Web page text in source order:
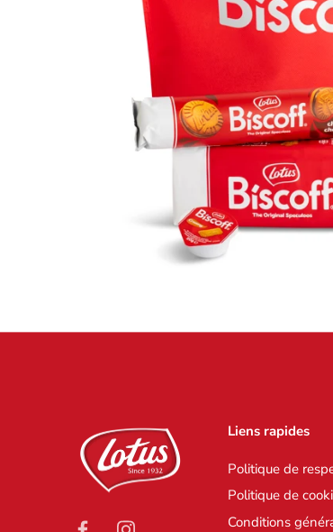
Liens rapides
Politique de
Politique de
Conditions